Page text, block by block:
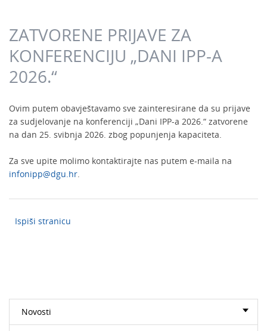
ZATVORENE PRIJAVE ZA
KONFERENCIJU „DANI IPP-A
2026.“
Ovim putem obavještavamo sve zainteresirane da su prijave
za sudjelovanje na konferenciji „Dani IPP-a 2026.“ zatvorene
na dan 25. svibnja 2026. zbog popunjenja kapaciteta.
Za sve upite molimo kontaktirajte nas putem e-maila na
infonipp@dgu.hr.
Ispiši stranicu
Novosti